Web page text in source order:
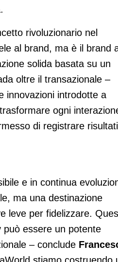
rivoluzionario nel
al brand, ma è il brand
solida basata su un
oltre il transazionale –
innovazioni introdotte a
ogni
di registrare risultati
e in continua
ma una destinazione
leve per fidelizzare.
può essere un potente
– conclude